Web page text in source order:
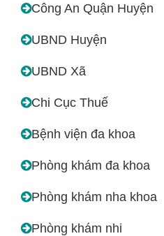
Công An Quận Huyện
UBND Huyện
UBND Xã
Chi Cục Thuế
Bệnh viện đa khoa
Phòng khám đa khoa
Phòng khám nha khoa
Phòng khám nhi